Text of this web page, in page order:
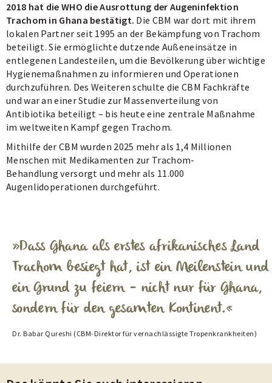
Dass Ghana als erstes afrikanisches Land
Trachom besiegt hat, ist ein Meilenstein und
ein Grund zu feiern – nicht nur für Ghana,
sondern für den gesamten Kontinent.
Dr. Babar Qureshi (CBM-Direktor für vernachlässigte Tropenkrankheiten)
2018 hat die WHO die Ausrottung der Augeninfektion
Trachom in Ghana bestätigt. Die CBM war dort mit ihrem
lokalen Partner seit 1995 an der Bekämpfung von Trachom
beteiligt. Sie ermöglichte dutzende Außeneinsätze in
entlegenen Landesteilen, um die Bevölkerung über wichtige
Hygienemaßnahmen zu informieren und Operationen
durchzuführen. Des Weiteren schulte die CBM Fachkräfte
und war an einer Studie zur Massenverteilung von
Antibiotika beteiligt – bis heute eine zentrale Maßnahme
im weltweiten Kampf gegen Trachom.
Mithilfe der CBM wurden 2025 mehr als 1,4 Millionen
Menschen mit Medikamenten zur Trachom-
Behandlung versorgt und mehr als 11.000
Augenlidoperationen durchgeführt.